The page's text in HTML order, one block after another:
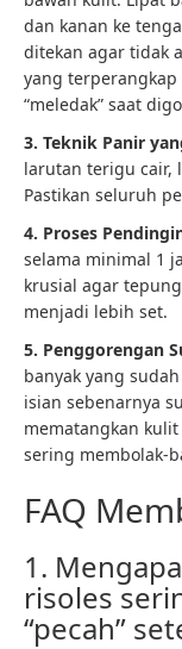
dan kanan ke
ditekan agar tidak
yang
“meledak” saat
3. Teknik Panir
larutan terigu cair,
Pastikan seluruh
4. Proses
selama minimal 1
krusial agar
menjadi lebih set.
5. Penggorengan
banyak yang
isian sebenarnya
mematangkan
sering membolak-
FAQ
1.
risoles
“pecah”